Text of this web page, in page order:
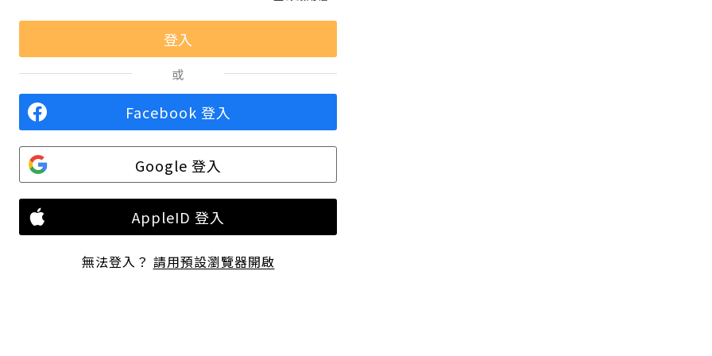
或
Facebook 登入
Google 登入
AppleID 登入
無法登入？ 請用預設瀏覽器開啟